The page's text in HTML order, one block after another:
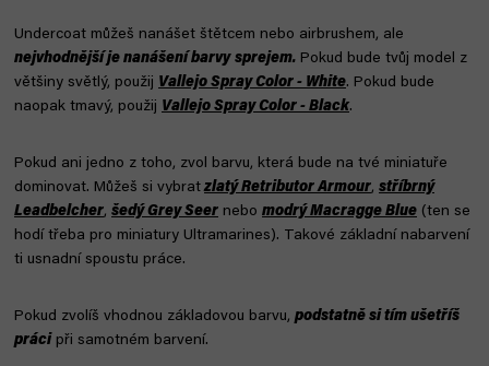
Undercoat můžeš nanášet štětcem nebo airbrushem, ale
nejvhodnější je nanášení barvy sprejem. Pokud bude tvůj model z
většiny světlý, použij Vallejo Spray Color - White. Pokud bude
naopak tmavý, použij Vallejo Spray Color - Black.
Pokud ani jedno z toho, zvol barvu, která bude na tvé miniatuře
dominovat. Můžeš si vybrat zlatý Retributor Armour, stříbrný
Leadbelcher, šedý Grey Seer nebo modrý Macragge Blue (ten se
hodí třeba pro miniatury Ultramarines). Takové základní nabarvení
ti usnadní spoustu práce.
Pokud zvolíš vhodnou základovou barvu, podstatně si tím ušetříš
práci při samotném barvení.